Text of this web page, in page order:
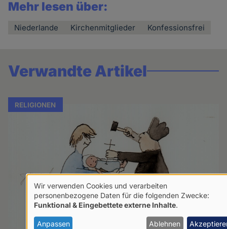
Mehr lesen über:
Niederlande Kirchenmitglieder Konfessionsfrei
Verwandte Artikel
RELIGIONEN
Verwendung
von
personenbezogenen
Wir verwenden Cookies und verarbeiten
personenbezogene Daten für die folgenden Zwecke:
Funktional & Eingebettete externe Inhalte.
Anpassen Ablehnen